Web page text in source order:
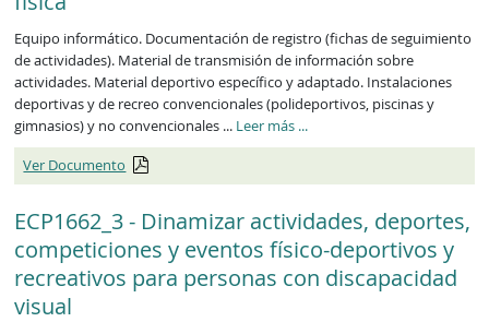
Equipo informático. Documentación de registro (fichas de seguimiento
de actividades). Material de transmisión de información sobre
actividades. Material deportivo específico y adaptado. Instalaciones
deportivas y de recreo convencionales (polideportivos, piscinas y
gimnasios) y no convencionales ... Leer más ...
Ver Documento
ECP1662_3 - Dinamizar actividades, deportes,
competiciones y eventos físico-deportivos y
recreativos para personas con discapacidad
visual